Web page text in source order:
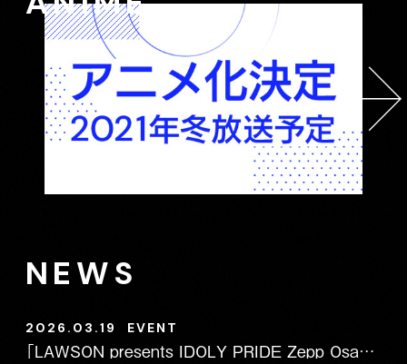
NEWS
2026.03.19 EVENT
「LAWSON presents IDOLY PRIDE Zepp Osaka Bayside LIVE sunny wings」「LAWSON presents IDOLY PRIDE Zepp Haneda LIVE moon lily」 グッズ事後通販のお知らせ